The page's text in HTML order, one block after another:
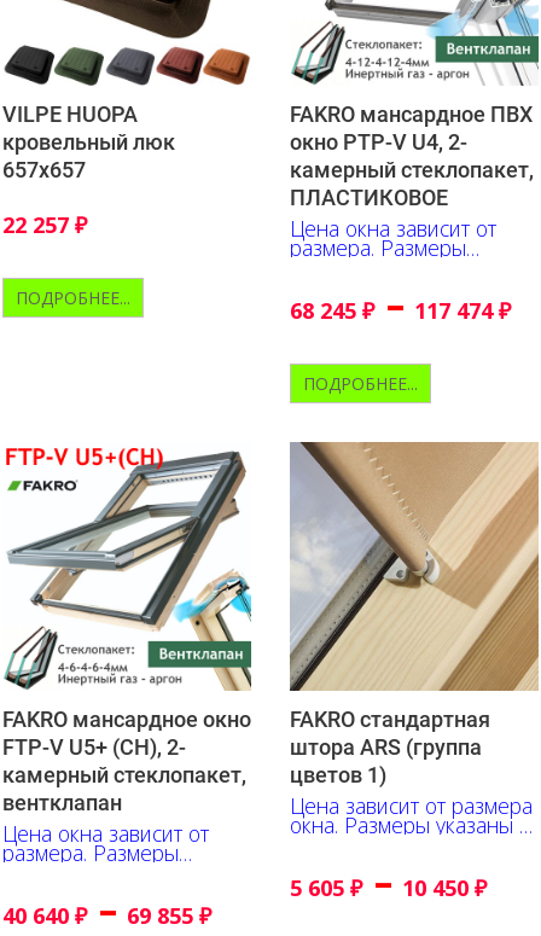
VILPE HUOPA
кровельный люк
657х657
22 257 ₽
ПОДРОБНЕЕ...
FAKRO мансардное ПВХ
окно PTP-V U4, 2-
камерный стеклопакет,
ПЛАСТИКОВОЕ
Цена окна зависит от
размера. Размеры
указаны в сантиметрах
68 245 ₽ – 117 474₽
ПОДРОБНЕЕ...
FAKRO мансардное окно
FTP-V U5+ (CH), 2-
камерный стеклопакет,
вентклапан
Цена окна зависит от
размера. Размеры
указаны в сантиметрах
40 640 ₽ – 69 855 ₽
FAKRO стандартная
штора ARS (группа
цветов 1)
Цена зависит от размера
окна. Размеры указаны в
сантиметрах
5 605 ₽ – 10 450 ₽